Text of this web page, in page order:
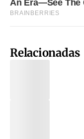
Relacionadas